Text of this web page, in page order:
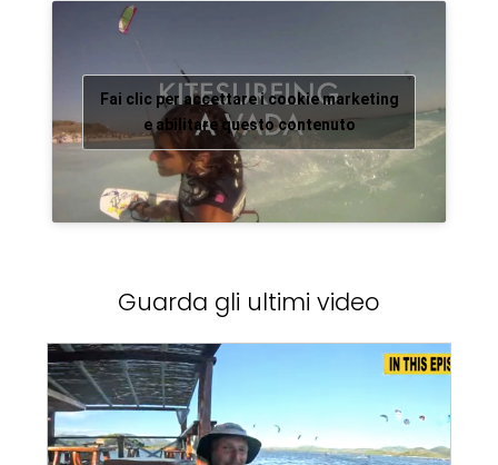
Fai clic per accettare i cookie marketing
e abilitare questo contenuto
Guarda gli ultimi video